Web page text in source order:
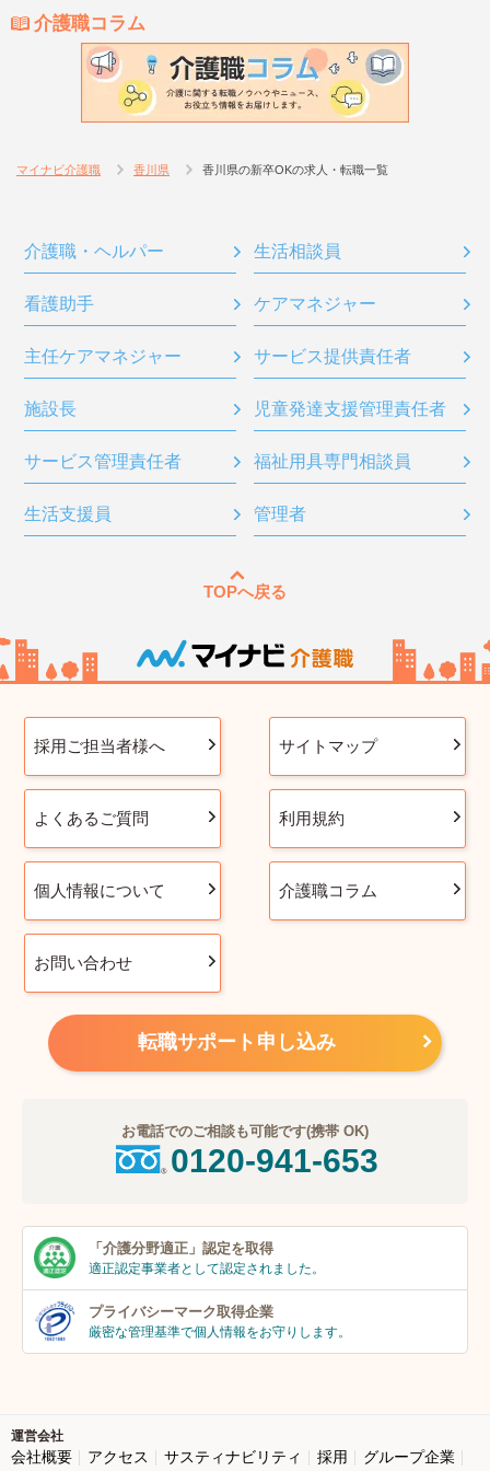
介護職コラム
マイナビ介護職 香川県 香川県の新卒OKの求人・転職一覧
介護職・ヘルパー 生活相談員
看護助手 ケアマネジャー
主任ケアマネジャー サービス提供責任者
施設長 児童発達支援管理責任者
サービス管理責任者 福祉用具専門相談員
生活支援員 管理者
TOPへ戻る
採用ご担当者様へ サイトマップ
よくあるご質問 利用規約
個人情報について 介護職コラム
お問い合わせ
転職サポート申し込み
お電話でのご相談も可能です(携帯 OK)
0120-941-653
「介護分野適正」 認定を取得
適正認定事業者として認定されました。
プライバシーマーク取得企業
厳密な管理基準で個人情報をお守りします。
運営会社
会社概要 アクセス サスティナビリティ 採用
グループ企業